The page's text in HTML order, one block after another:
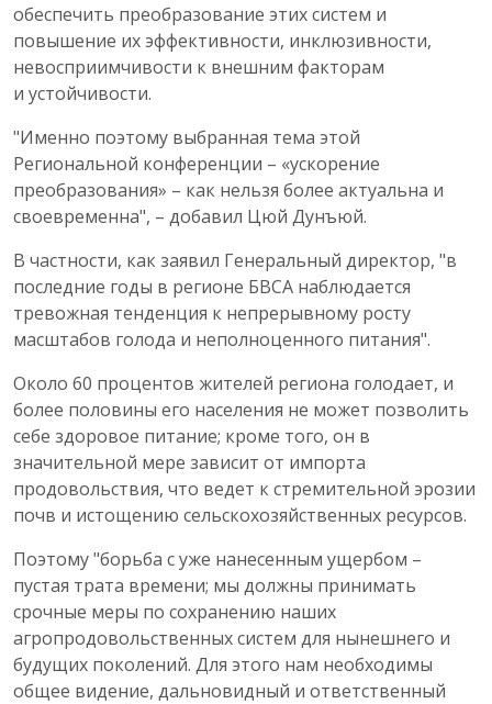
обеспечить преобразование этих систем и
повышение их эффективности, инклюзивности,
невосприимчивости к внешним факторам
и устойчивости.
"Именно поэтому выбранная тема этой
Региональной конференции – «ускорение
преобразования» – как нельзя более актуальна и
своевременна", – добавил Цюй Дунъюй.
В частности, как заявил Генеральный директор, "в
последние годы в регионе БВСА наблюдается
тревожная тенденция к непрерывному росту
масштабов голода и неполноценного питания".
Около 60 процентов жителей региона голодает, и
более половины его населения не может позволить
себе здоровое питание; кроме того, он в
значительной мере зависит от импорта
продовольствия, что ведет к стремительной эрозии
почв и истощению сельскохозяйственных ресурсов.
Поэтому "борьба с уже нанесенным ущербом –
пустая трата времени; мы должны принимать
срочные меры по сохранению наших
агропродовольственных систем для нынешнего и
будущих поколений. Для этого нам необходимы
общее видение, дальновидный и ответственный